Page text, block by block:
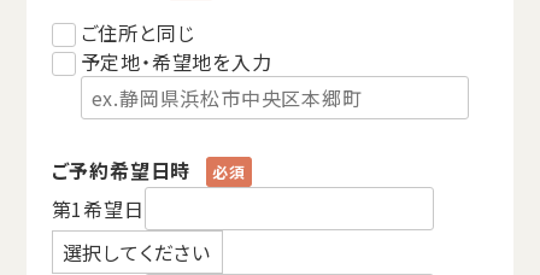
ご住所と同じ
予定地・希望地を入力
ご予約希望日時
第1希望日